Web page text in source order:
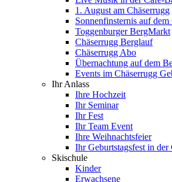
1. August am Chäserrugg
Sonnenfinsternis auf dem
Toggenburger BergMarkt
Chäserrugg Berglauf
Chäserrugg Abo
Übernachtung auf dem
Events im Chäserrugg
Ihr Anlass
Ihre Hochzeit
Ihr Seminar
Ihr Fest
Ihr Team Event
Ihre Weihnachtsfeier
Ihr Geburtstagsfest in der
Skischule
Kinder
Erwachsene